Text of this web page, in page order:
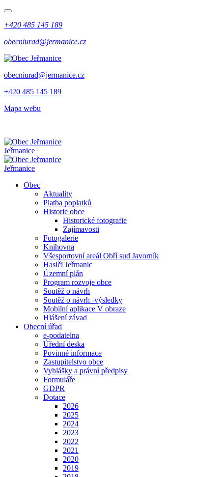
+420 485 145 189
obecniurad@jermanice.cz
obecniurad@jermanice.cz
+420 485 145 189
Mapa webu
Jeřmanice
Jeřmanice
Obec
Aktuality
Platba poplatků
Historie obce
Historické fotografie
Zajímavosti
Fotogalerie
Knihovna
Všesportovní areál Obří sud Javorník
Hasiči Jeřmanic
Územní plán
Program rozvoje obce
Soutěž o návrh
Soutěž o návrh -výsledky
Mobilní aplikace V obraze
Hlášení závad
Obecní úřad
e-podatelna
Úřední deska
Povinné informace
Zastupitelstvo obce
Vyhlášky a právní předpisy
Formuláře
GDPR
Dotace
2026
2025
2024
2023
2022
2021
2020
2019